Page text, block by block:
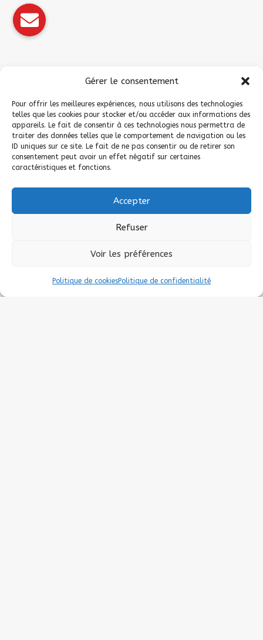
Gérer le consentement
Pour offrir les meilleures expériences, nous utilisons des technologies
telles que les cookies pour stocker et/ou accéder aux informations des
appareils. Le fait de consentir à ces technologies nous permettra de
traiter des données telles que le comportement de navigation ou les
ID uniques sur ce site. Le fait de ne pas consentir ou de retirer son
consentement peut avoir un effet négatif sur certaines
caractéristiques et fonctions.
Accepter
Refuser
Voir les préférences
Politique de cookiesPolitique de confidentialité